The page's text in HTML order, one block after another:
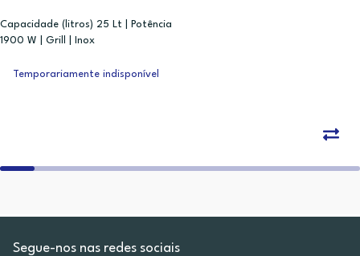
Capacidade (litros) 25 Lt | Potência
1900 W | Grill | Inox
Temporariamente indisponível
Segue-nos nas redes sociais